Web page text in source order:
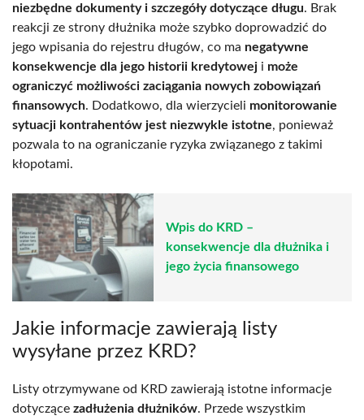
niezbędne dokumenty i szczegóły dotyczące długu. Brak
reakcji ze strony dłużnika może szybko doprowadzić do
jego wpisania do rejestru długów, co ma negatywne
konsekwencje dla jego historii kredytowej i może
ograniczyć możliwości zaciągania nowych zobowiązań
finansowych. Dodatkowo, dla wierzycieli monitorowanie
sytuacji kontrahentów jest niezwykle istotne, ponieważ
pozwala to na ograniczanie ryzyka związanego z takimi
kłopotami.
Wpis do KRD –
konsekwencje dla dłużnika i
jego życia finansowego
Jakie informacje zawierają listy
wysyłane przez KRD?
Listy otrzymywane od KRD zawierają istotne informacje
dotyczące zadłużenia dłużników. Przede wszystkim